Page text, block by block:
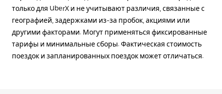
только для UberX и не учитывают различия, связанные с
географией, задержками из-за пробок, акциями или
другими факторами. Могут применяться фиксированные
тарифы и минимальные сборы. Фактическая стоимость
поездок и запланированных поездок может отличаться.